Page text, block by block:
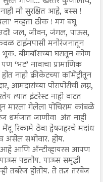
मी सुरक्षित आहे, बस्स !
नव्हता ठीक ! मग बघू
जल, जीवन, जंगल, पाऊस,
टाईमपासी मनोरंजनातून
भूक. बीगबॉसच्या घरातून कोण
नावाचा प्रामाणिक
नाही क्रीकेटच्या कॉमेंट्रीतून
आमदारांच्या पोरापोरीची लग्न,
त्यात इंटरेस्ट नाही वाटत
मारला गेलेला पोचिराम कांबळे
धर्मजात जाणीवा अंत नाही
रिकामे ठेवा द्वेषजहरचे मदांध
असेल सभोवार. होय.
आहे आणि अ‍ॅन्टीव्हायरस आपण
पडतोय. पाऊस समृद्धी
तबरेज होतोय. ते तज्ञ तरबेज